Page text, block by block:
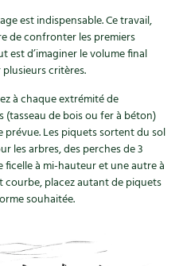
est indispensable. Ce travail,
de confronter les premiers
est d’imaginer le volume final
critères.
à chaque extrémité de
de bois ou fer à béton)
prévue. Les piquets sortent du sol
les arbres, des perches de 3
ficelle à mi-hauteur et une autre à
courbe, placez autant de piquets
souhaitée.